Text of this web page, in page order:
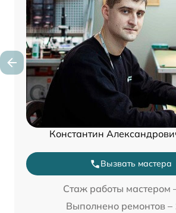
Константин
Вызвать мастера
Стаж работы мастером
Выполнено ремонтов –